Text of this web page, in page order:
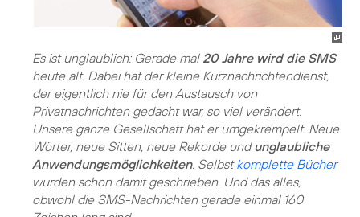
Es ist unglaublich: Gerade mal 20 Jahre wird die SMS
heute alt. Dabei hat der kleine Kurznachrichtendienst,
der eigentlich nie für den Austausch von
Privatnachrichten gedacht war, so viel verändert.
Unsere ganze Gesellschaft hat er umgekrempelt. Neue
Wörter, neue Sitten, neue Rekorde undunglaubliche
Anwendungsmöglichkeiten. Selbstkomplette Bücher
wurden schon damit geschrieben. Und das alles,
obwohl die SMS-Nachrichten gerade einmal 160